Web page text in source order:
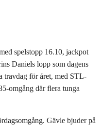
spelstopp 16.10, jackpot
Daniels lopp som dagens
travdag för året, med STL-
omgång där flera tunga
Gävle bjuder på